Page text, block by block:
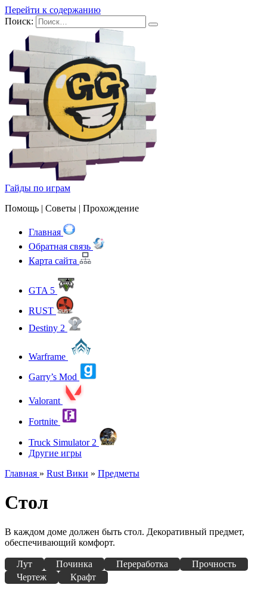
Перейти к содержанию
Поиск:
Гайды по играм
Помощь | Cоветы | Прохождение
Главная
Обратная связь
Карта сайта
GTA 5
RUST
Destiny 2
Warframe
Garry’s Mod
Valorant
Fortnite
Truck Simulator 2
Другие игры
Главная » Rust Вики » Предметы
Стол
В каждом доме должен быть стол. Декоративный предмет,
обеспечивающий комфорт.
Лут Починка Переработка
Прочность
Чертеж
Крафт